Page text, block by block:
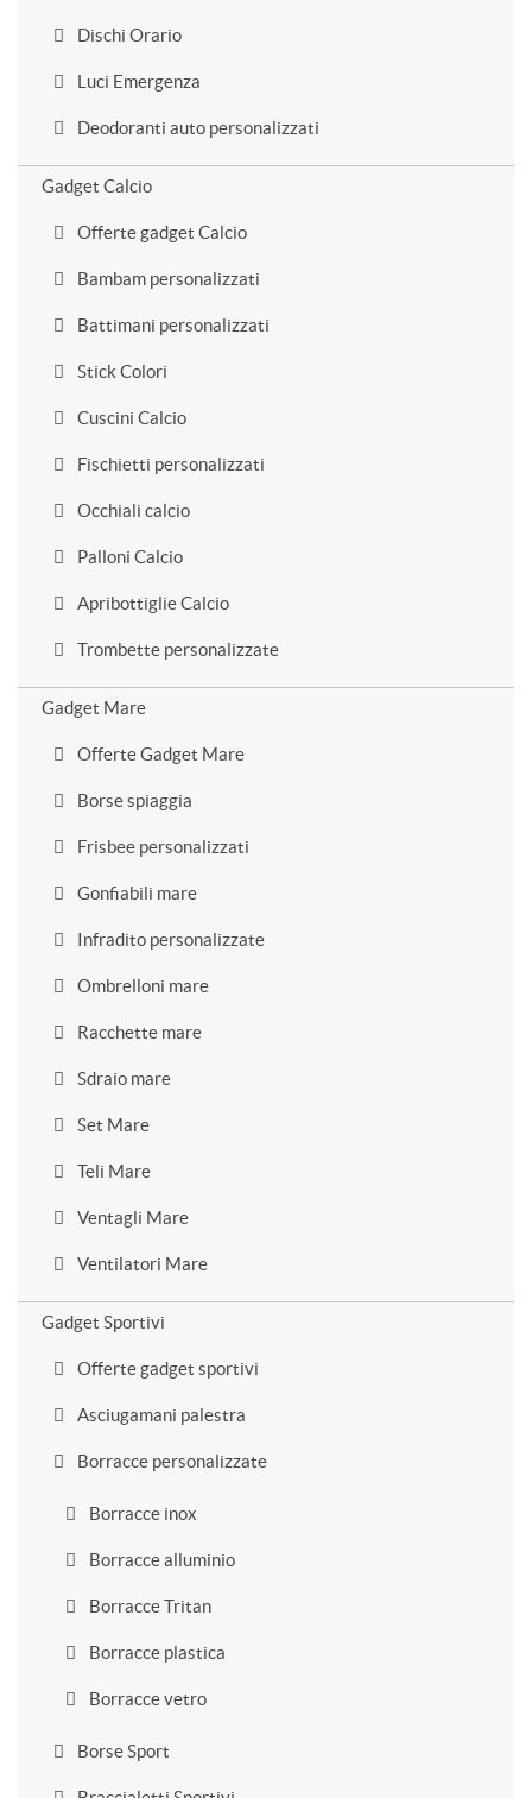
Dischi Orario
Luci Emergenza
Deodoranti auto personalizzati
Gadget Calcio
Offerte gadget Calcio
Bambam personalizzati
Battimani personalizzati
Stick Colori
Cuscini Calcio
Fischietti personalizzati
Occhiali calcio
Palloni Calcio
Apribottiglie Calcio
Trombette personalizzate
Gadget Mare
Offerte Gadget Mare
Borse spiaggia
Frisbee personalizzati
Gonfiabili mare
Infradito personalizzate
Ombrelloni mare
Racchette mare
Sdraio mare
Set Mare
Teli Mare
Ventagli Mare
Ventilatori Mare
Gadget Sportivi
Offerte gadget sportivi
Asciugamani palestra
Borracce personalizzate
Borracce inox
Borracce alluminio
Borracce Tritan
Borracce plastica
Borracce vetro
Borse Sport